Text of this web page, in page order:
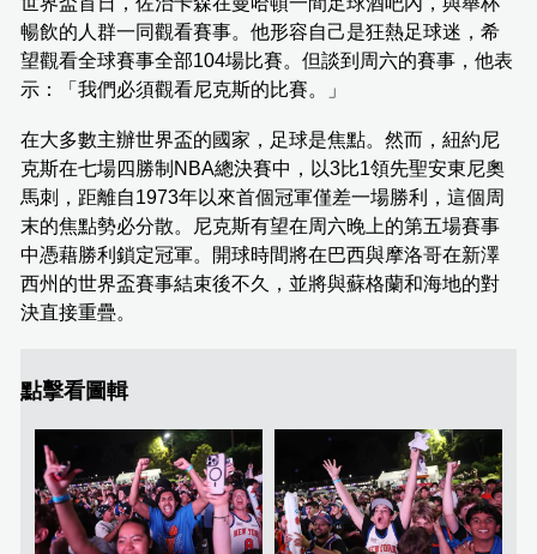
暢飲的人群一同觀看賽事。他形容自己是狂熱足球迷，希
望觀看全球賽事全部104場比賽。但談到周六的賽事，他表
示：「我們必須觀看尼克斯的比賽。」
在大多數主辦世界盃的國家，足球是焦點。然而，紐約尼
克斯在七場四勝制NBA總決賽中，以3比1領先聖安東尼奧
馬刺，距離自1973年以來首個冠軍僅差一場勝利，這個周
末的焦點勢必分散。尼克斯有望在周六晚上的第五場賽事
中憑藉勝利鎖定冠軍。開球時間將在巴西與摩洛哥在新澤
西州的世界盃賽事結束後不久，並將與蘇格蘭和海地的對
決直接重疊。
點擊看圖輯